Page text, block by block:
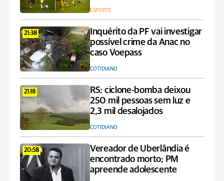
ESPORTE
21:38
Inquérito da PF vai investigar
possível crime da Anac no
caso Voepass
COTIDIANO
21:18
RS: ciclone-bomba deixou
250 mil pessoas sem luz e
2,3 mil desalojados
COTIDIANO
20:58
Vereador de Uberlândia é
encontrado morto; PM
apreende adolescente